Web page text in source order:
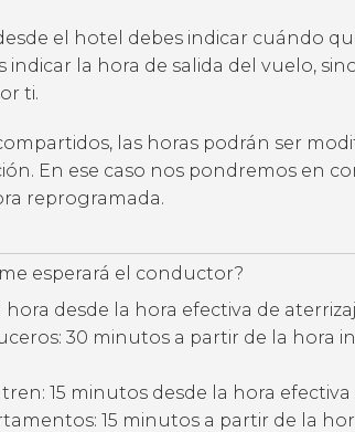
el hotel debes indicar cuándo
indicar la hora de salida del vuelo,
ti.
las horas podrán ser
En ese caso nos pondremos en
reprogramada.
esperará el conductor?
hora desde la hora efectiva de
30 minutos a partir de la hora
tren: 15 minutos desde la hora
15 minutos a partir de la